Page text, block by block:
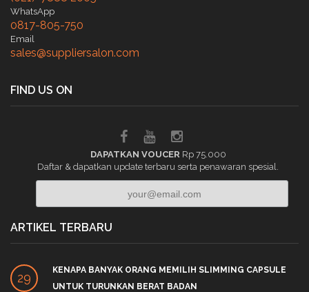
WhatsApp
0817-805-750
Email
sales@suppliersalon.com
FIND US ON
DAPATKAN VOUCER Rp 75.000
Daftar & dapatkan update terbaru serta penawaran spesial.
ARTIKEL TERBARU
29
KENAPA BANYAK ORANG MEMILIH SLIMMING CAPSULE
UNTUK TURUNKAN BERAT BADAN